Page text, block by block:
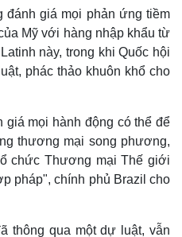
đánh giá mọi phản ứng tiềm
Mỹ với hàng nhập khẩu từ
này, trong khi Quốc hội
phác thảo khuôn khổ cho
giá mọi hành động có thể để
thương mại song phương,
chức Thương mại Thế giới
pháp", chính phủ Brazil cho
thông qua một dự luật, vẫn